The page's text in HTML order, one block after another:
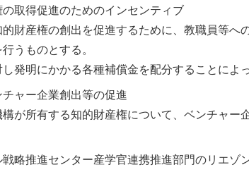
取得促進のためのインセンティブ
財産権の創出を促進するために、教職員等
うものとする。
発明にかかる各種補償金を配分することによ
ャー企業創出等の促進
が所有する知的財産権について、ベンチャー
戦略推進センター産学官連携推進部門のリエゾ